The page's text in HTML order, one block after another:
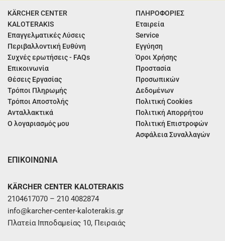
KÄRCHER CENTER
KALOTERAKIS
Επαγγελματικές Λύσεις
Περιβαλλοντική Ευθύνη
Συχνές ερωτήσεις - FAQs
Επικοινωνία
Θέσεις Εργασίας
Τρόποι Πληρωμής
Τρόποι Αποστολής
Ανταλλακτικά
Ο λογαριασμός μου
ΠΛΗΡΟΦΟΡΙΕΣ
Εταιρεία
Service
Εγγύηση
Όροι Χρήσης
Προστασία
Προσωπικών
Δεδομένων
Πολιτική Cookies
Πολιτική Απορρήτου
Πολιτική Επιστροφών
Ασφάλεια Συναλλαγών
ΕΠΙΚΟΙΝΩΝΙΑ
KÄRCHER CENTER KALOTERAKIS
2104617070 – 210 4082874
info@karcher-center-kaloterakis.gr
Πλατεία Ιπποδαμείας 10, Πειραιάς